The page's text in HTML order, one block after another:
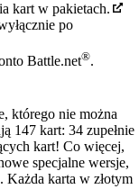
kart w pakietach.
po
Battle.net®.
którego nie można
147 kart: 34 zupełnie
kart! Co więcej,
specjalne wersje,
Każda karta w złotym